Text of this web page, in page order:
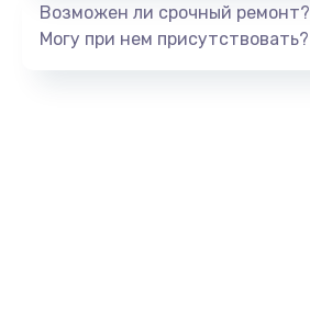
Заказать
Возможен ли срочный ремонт?
Могу при нем присутствовать?